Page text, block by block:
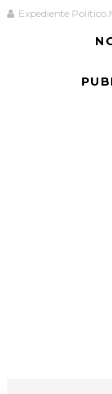
Expediente